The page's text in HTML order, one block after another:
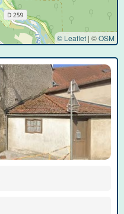
© Leaflet | ©OSM